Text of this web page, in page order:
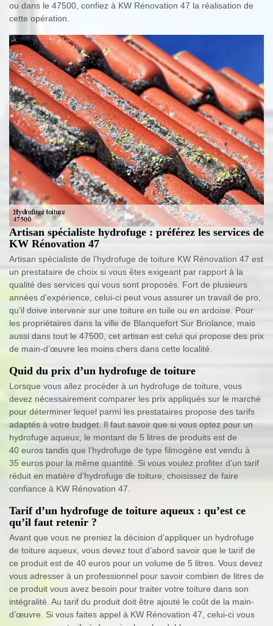
ou dans le 47500, confiez à KW Rénovation 47 la réalisation de
cette opération.
Artisan spécialiste hydrofuge : préférez les services de
KW Rénovation 47
Artisan spécialiste de l’hydrofuge de toiture KW Rénovation 47 est
un prestataire de choix si vous êtes exigeant par rapport à la
qualité des services qui vous sont proposés. Fort de plusieurs
années d’expérience, celui-ci peut vous assurer un travail de pro,
qu’il doive intervenir sur une toiture en tuile ou en ardoise. Pour
les propriétaires dans la ville de Blanquefort Sur Briolance, mais
aussi dans tout le 47500, cet artisan est celui qui propose des prix
de main-d’œuvre les moins chers dans cette localité.
Quid du prix d’un hydrofuge de toiture
Lorsque vous allez procéder à un hydrofuge de toiture, vous
devez nécessairement comparer les prix appliqués sur le marché
pour déterminer lequel parmi les prestataires propose des tarifs
adaptés à votre budget. Il faut savoir que si vous optez pour un
hydrofuge aqueux, le montant de 5 litres de produits est de
40 euros tandis que l’hydrofuge de type filmogène est vendu à
35 euros pour la même quantité. Si vous voulez profiter d’un tarif
réduit en matière d’hydrofuge de toiture, choisissez de faire
confiance à KW Rénovation 47.
Tarif d’un hydrofuge de toiture aqueux : qu’est ce
qu’il faut retenir ?
Avant que vous ne preniez la décision d’appliquer un hydrofuge
de toiture aqueux, vous devez tout d’abord savoir que le tarif de
ce produit est de 40 euros pour un volume de 5 litres. Vous devez
vous adresser à un professionnel pour savoir combien de litres de
ce produit vous avez besoin pour traiter votre toiture dans son
intégralité. Au tarif du produit doit être ajouté le coût de la main-
d’œuvre. Si vous faites appel à KW Rénovation 47, celui-ci vous